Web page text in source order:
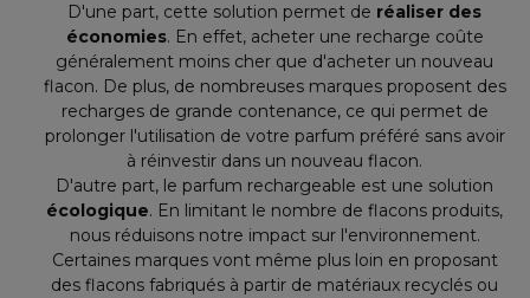
D'une part, cette solution permet de réaliser des
économies. En effet, acheter une recharge coûte
généralement moins cher que d'acheter un nouveau
flacon. De plus, de nombreuses marques proposent des
recharges de grande contenance, ce qui permet de
prolonger l'utilisation de votre parfum préféré sans avoir
à réinvestir dans un nouveau flacon.
D'autre part, le parfum rechargeable est une solution
écologique. En limitant le nombre de flacons produits,
nous réduisons notre impact sur l'environnement.
Certaines marques vont même plus loin en proposant
des flacons fabriqués à partir de matériaux recyclés ou